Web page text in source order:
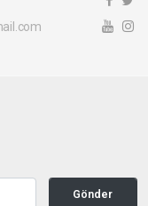
Gönder